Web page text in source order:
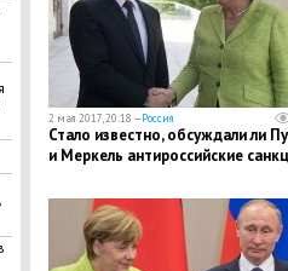
2 мая 2017, 20:18 —Россия
Стало известно, обсуждали ли
и Меркель антироссийские